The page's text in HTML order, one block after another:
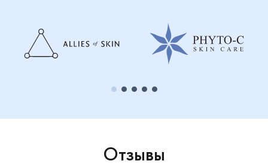
Использовать 2 раз в день. Небольшое количество геля
нанести на кожу лица, шеи и декольте. Избегать
попадания на периорбитальную зону.
Отзывы